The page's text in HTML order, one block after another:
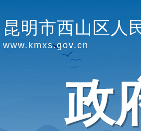
昆明市西山区人
www.kmxs.gov.cn
政